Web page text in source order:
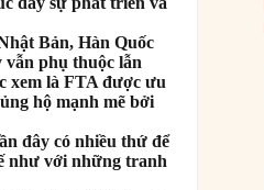
Bản, Hàn Quốc
vẫn phụ thuộc lẫn
xem là FTA được ưu
hộ mạnh mẽ bởi
đây có nhiều thứ để
như với những tranh